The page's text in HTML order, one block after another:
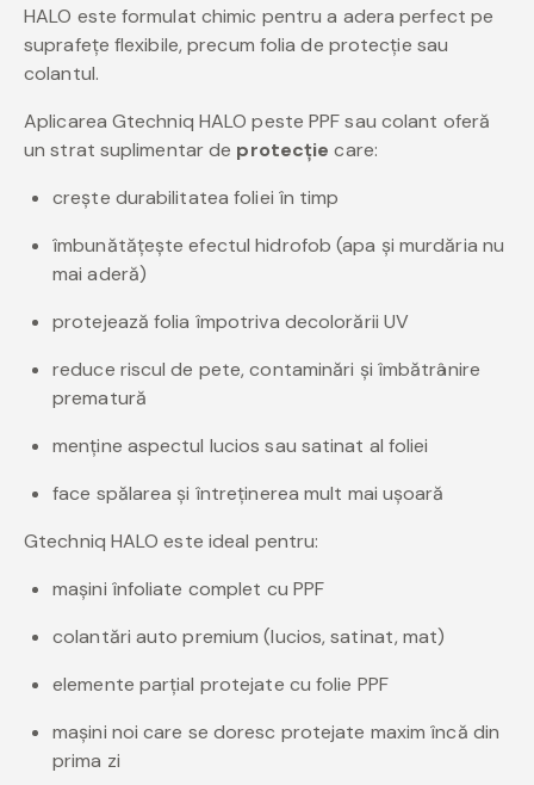
HALO este formulat chimic pentru a adera perfect pe
suprafețe flexibile, precum folia de protecție sau
colantul.
Aplicarea Gtechniq HALO peste PPF sau colant oferă
un strat suplimentar de protecție care:
crește durabilitatea foliei în timp
îmbunătățește efectul hidrofob (apa și murdăria nu
mai aderă)
protejează folia împotriva decolorării UV
reduce riscul de pete, contaminări și îmbătrânire
prematură
menține aspectul lucios sau satinat al foliei
face spălarea și întreținerea mult mai ușoară
Gtechniq HALO este ideal pentru:
mașini înfoliate complet cu PPF
colantări auto premium (lucios, satinat, mat)
elemente parțial protejate cu folie PPF
mașini noi care se doresc protejate maxim încă din
prima zi